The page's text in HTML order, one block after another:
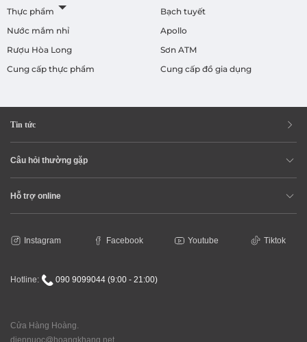
Thực phẩm
Nước mắm nhỉ
Rượu Hòa Long
Cung cấp thực phẩm
Bạch tuyết
Apollo
Sơn ATM
Cung cấp đồ gia dụng
Tin tức
Câu hỏi thường gặp
Hỗ trợ online
Instagram Facebook Youtube Tiktok
Hotline: 090 9099044 (9:00 - 21:00)
Cửa Hàng Hoàng.
diennuoc@hoangkhang.net